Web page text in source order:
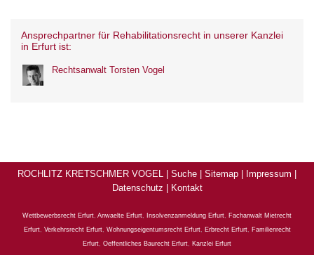
Ansprechpartner für Rehabilitationsrecht in unserer Kanzlei
in Erfurt ist:
Rechtsanwalt Torsten Vogel
ROCHLITZ KRETSCHMER VOGEL | Suche Sitemap Impressum
Datenschutz
Kontakt
Wettbewerbsrecht Erfurt Anwaelte Erfurt Insolvenzanmeldung Erfurt
Fachanwalt Mietrecht
Erfurt, Verkehrsrecht Erfurt, Wohnungseigentumsrecht Erfurt, Erbrecht Erfurt,
Familienrecht
Erfurt Oeffentliches Baurecht Erfurt Kanzlei Erfurt